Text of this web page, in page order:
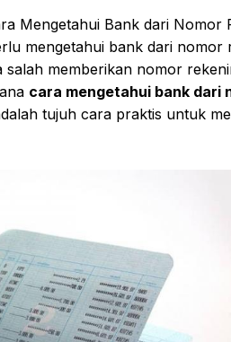
Mengetahui Bank dari Nomor
mengetahui bank dari nomor
memberikan nomor
cara mengetahui bank dari
tujuh cara praktis untuk